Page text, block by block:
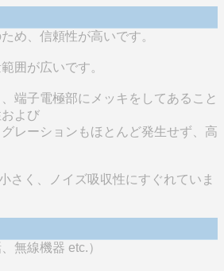
め、信頼性が高いです。
囲が広いです。
端子電極部にメッキをしてあること
よび
レーションもほとんど発生せず、高
さく、ノイズ吸収性にすぐれていま
無線機器 etc.）